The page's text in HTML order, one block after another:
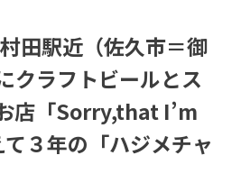
田駅近（佐久市＝御
クラフトビールとス
店「Sorry,that I’m
て３年の「ハジメチャ